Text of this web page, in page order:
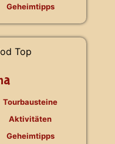
Geheimtipps
Tourbausteine
Aktivitäten
Geheimtipps